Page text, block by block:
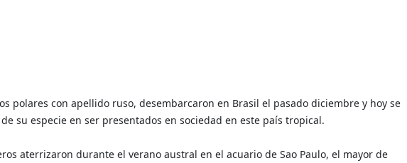
polares con apellido ruso, desembarcaron en Brasil el pasado diciembre y hoy se
su especie en ser presentados en sociedad en este país tropical.
aterrizaron durante el verano austral en el acuario de Sao Paulo, el mayor de